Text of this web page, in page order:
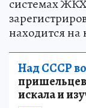
системах
находится на
Над СССР
искала и